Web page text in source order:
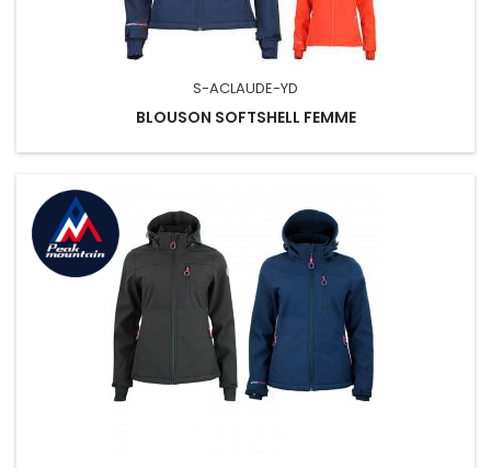
S-ACLAUDE-YD
BLOUSON SOFTSHELL FEMME